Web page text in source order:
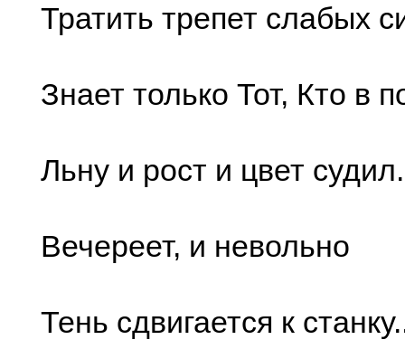
Тратить трепет слабых
Знает только Тот, Кто в
Льну и рост и цвет
Вечереет, и невольно
Тень сдвигается к